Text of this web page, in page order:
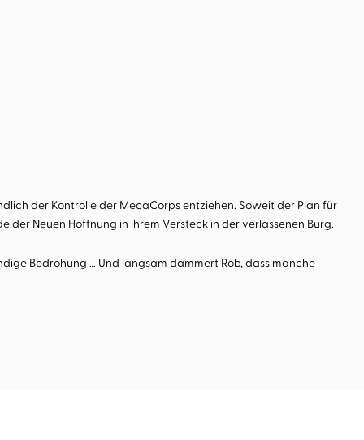
der Kontrolle der MecaCorps entziehen. Soweit der Plan für
Neuen Hoffnung in ihrem Versteck in der verlassenen Burg.
Bedrohung … Und langsam dämmert Rob, dass manche